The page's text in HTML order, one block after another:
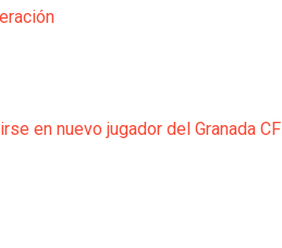
en nuevo jugador del Granada CF